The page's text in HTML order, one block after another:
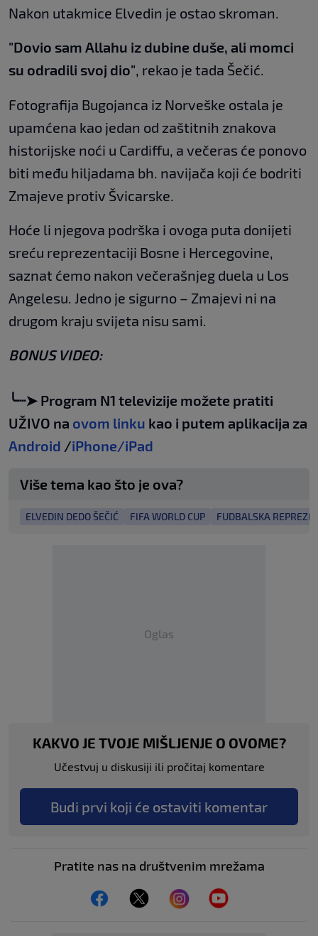
Nakon utakmice Elvedin je ostao skroman.
"Dovio sam Allahu iz dubine duše, ali momci
su odradili svoj dio", rekao je tada Šečić.
Fotografija Bugojanca iz Norveške ostala je
upamćena kao jedan od zaštitnih znakova
historijske noći u Cardiffu, a večeras će ponovo
biti među hiljadama bh. navijača koji će bodriti
Zmajeve protiv Švicarske.
Hoće li njegova podrška i ovoga puta donijeti
sreću reprezentaciji Bosne i Hercegovine,
saznat ćemo nakon večerašnjeg duela u Los
Angelesu. Jedno je sigurno – Zmajevi ni na
drugom kraju svijeta nisu sami.
BONUS VIDEO:
╰┈➤ Program N1 televizije možete pratiti
UŽIVO na ovom linku kao i putem aplikacija za
Android /iPhone/iPad
Više tema kao što je ova?
ELVEDIN DEDO ŠEČIĆ FIFA WORLD CUP FUDBALSKA
Oglas
KAKVO JE TVOJE MIŠLJENJE O OVOME?
Učestvuj u diskusiji ili pročitaj komentare
Budi prvi koji će ostaviti komentar
Pratite nas na društvenim mrežama